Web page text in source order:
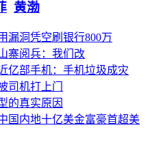
黄渤
漏洞凭空刷银行800万
寨阅兵：我们改
亿部手机：手机垃圾成灾
司机打上门
的真实原因
国内地十亿美金富豪首超美